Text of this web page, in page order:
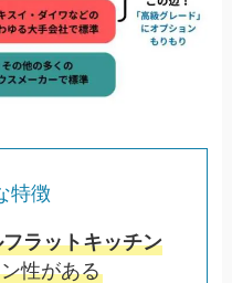
特徴
ラットキッチン
性がある